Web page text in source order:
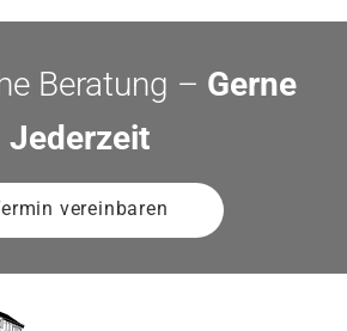
Beratung – Gerne
Jederzeit
vereinbaren